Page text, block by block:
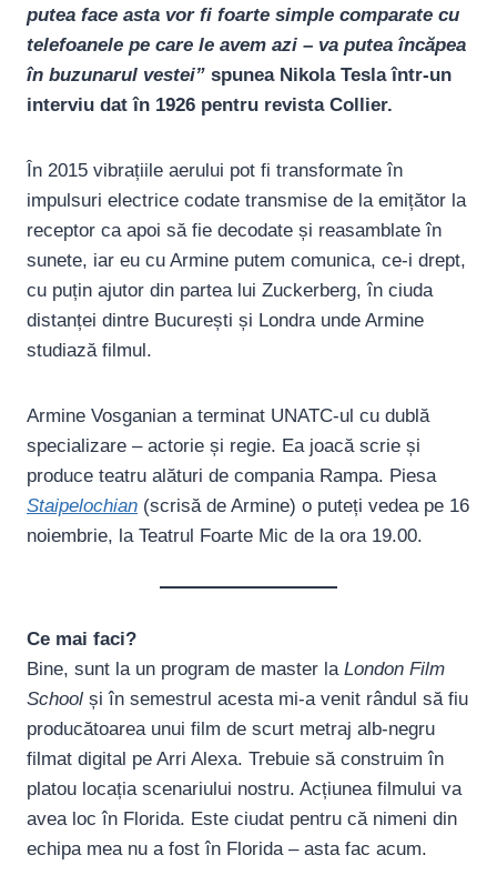
putea face asta vor fi foarte simple comparate cu
telefoanele pe care le avem azi – va putea încăpea
în buzunarul vestei” spunea Nikola Tesla într-un
interviu dat în 1926 pentru revista Collier.
În 2015 vibrațiile aerului pot fi transformate în
impulsuri electrice codate transmise de la emițător la
receptor ca apoi să fie decodate și reasamblate în
sunete, iar eu cu Armine putem comunica, ce-i drept,
cu puțin ajutor din partea lui Zuckerberg, în ciuda
distanței dintre București și Londra unde Armine
studiază filmul.
Armine Vosganian a terminat UNATC-ul cu dublă
specializare – actorie și regie. Ea joacă scrie și
produce teatru alături de compania Rampa. Piesa
Staipelochian (scrisă de Armine) o puteți vedea pe 16
noiembrie, la Teatrul Foarte Mic de la ora 19.00.
Ce mai faci?
Bine, sunt la un program de master la London Film
School și în semestrul acesta mi-a venit rândul să fiu
producătoarea unui film de scurt metraj alb-negru
filmat digital pe Arri Alexa. Trebuie să construim în
platou locația scenariului nostru. Acțiunea filmului va
avea loc în Florida. Este ciudat pentru că nimeni din
echipa mea nu a fost în Florida – asta fac acum.